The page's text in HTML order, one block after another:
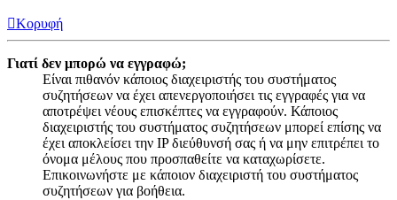
Κορυφή
Γιατί δεν μπορώ να εγγραφώ;
Είναι πιθανόν κάποιος διαχειριστής του συστήματος
συζητήσεων να έχει απενεργοποιήσει τις εγγραφές για να
αποτρέψει νέους επισκέπτες να εγγραφούν. Κάποιος
διαχειριστής του συστήματος συζητήσεων μπορεί επίσης να
έχει αποκλείσει την IP διεύθυνσή σας ή να μην επιτρέπει το
όνομα μέλους που προσπαθείτε να καταχωρίσετε.
Επικοινωνήστε με κάποιον διαχειριστή του συστήματος
συζητήσεων για βοήθεια.